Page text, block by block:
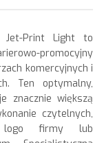
Print Light to
promocyjny
komercyjnych i
Ten optymalny,
znacznie większą
czytelnych,
logo firmy lub